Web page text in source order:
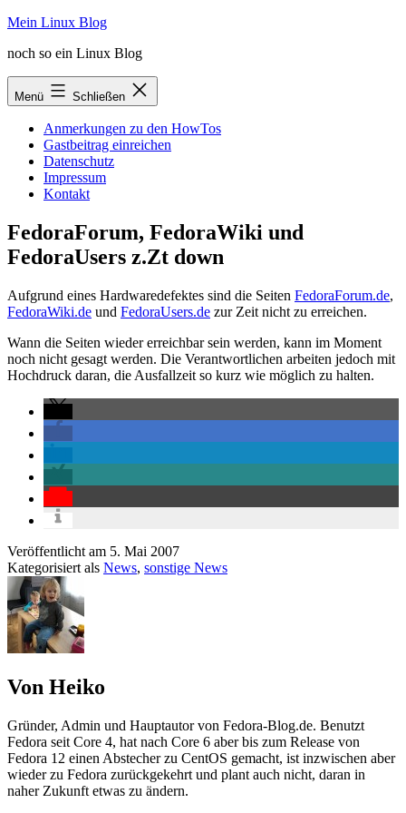
Zum
springen
Mein Linux Blog
noch so ein Linux Blog
Menü Schließen
Anmerkungen zu den HowTos
Gastbeitrag einreichen
Datenschutz
Impressum
Kontakt
FedoraForum, FedoraWiki und
FedoraUsers z.Zt down
Aufgrund eines Hardwaredefektes sind die Seiten FedoraForum.de,
FedoraWiki.de und FedoraUsers.de zur Zeit nicht zu erreichen.
Wann die Seiten wieder erreichbar sein werden, kann im Moment
noch nicht gesagt werden. Die Verantwortlichen arbeiten jedoch mit
Hochdruck daran, die Ausfallzeit so kurz wie möglich zu halten.
Veröffentlicht am 5. Mai 2007
Kategorisiert als News, sonstige News
Von Heiko
Gründer, Admin und Hauptautor von Fedora-Blog.de. Benutzt
Fedora seit Core 4, hat nach Core 6 aber bis zum Release von
Fedora 12 einen Abstecher zu CentOS gemacht, ist inzwischen aber
wieder zu Fedora zurückgekehrt und plant auch nicht, daran in
naher Zukunft etwas zu ändern.